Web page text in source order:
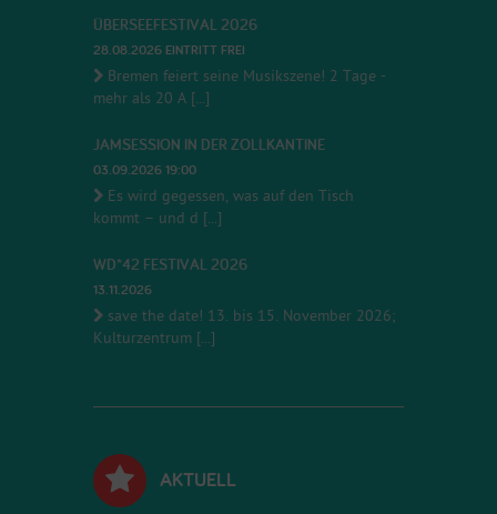
ÜBERSEEFESTIVAL 2026
28.08.2026 EINTRITT FREI
Bremen feiert seine Musikszene! 2 Tage -
mehr als 20 A [...]
JAMSESSION IN DER ZOLLKANTINE
03.09.2026 19:00
Es wird gegessen, was auf den Tisch
kommt – und d [...]
WD*42 FESTIVAL 2026
13.11.2026
save the date! 13. bis 15. November 2026;
Kulturzentrum [...]
AKTUELL